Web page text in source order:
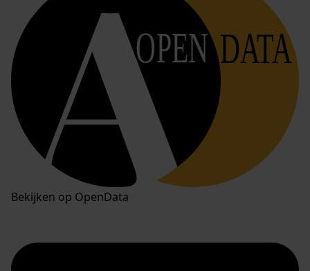
OPEN DATA
Bekijken op OpenData